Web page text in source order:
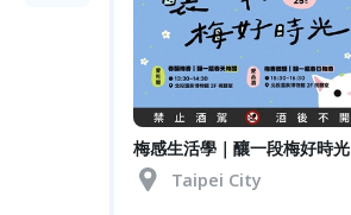
梅感生活學｜釀一段梅好時光
Taipei City